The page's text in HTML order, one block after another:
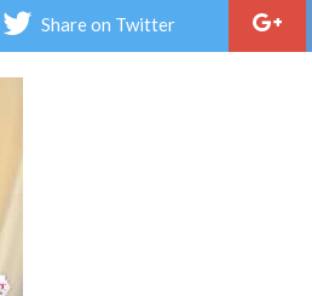
Share on Twitter